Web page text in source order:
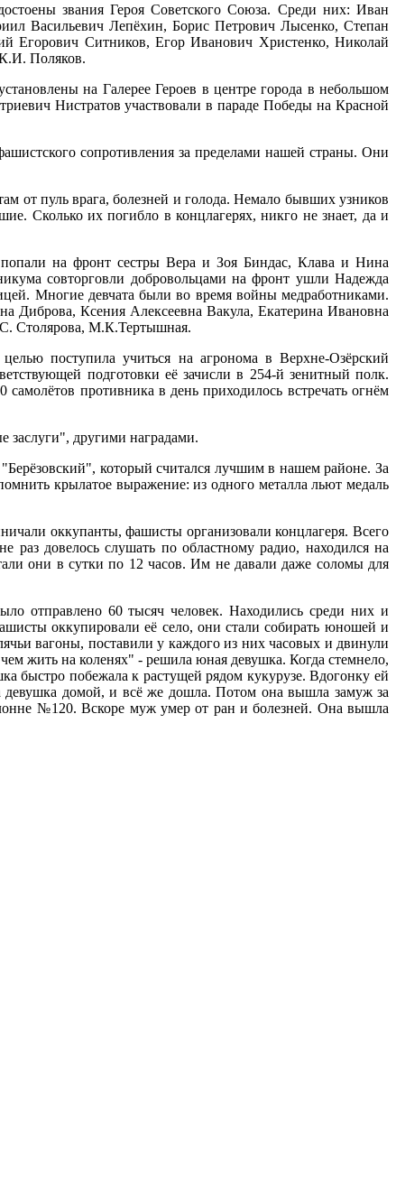
звания Героя Советского Союза. Среди них: Иван
Васильевич Лепёхин, Борис Петрович Лысенко, Степан
Егорович Ситников, Егор Иванович Христенко, Николай
Поляков.
на Галерее Героев в центре города в небольшом
Нистратов участвовали в параде Победы на Красной
сопротивления за пределами нашей страны. Они
от пуль врага, болезней и голода. Немало бывших узников
Сколько их погибло в концлагерях, никго не знает, да и
на фронт сестры Вера и Зоя Биндас, Клава и Нина
совторговли добровольцами на фронт ушли Надежда
Многие девчата были во время войны медработниками.
Диброва, Ксения Алексеевна Вакула, Екатерина Ивановна
Столярова, М.К.Тертышная.
поступила учиться на агронома в Верхне-Озёрский
подготовки её зачисли в 254-й зенитный полк.
противника в день приходилось встречать огнём
заслуги", другими наградами.
который считался лучшим в нашем районе. За
крылатое выражение: из одного металла льют медаль
оккупанты, фашисты организовали концлагеря. Всего
довелось слушать по областному радио, находился на
они в сутки по 12 часов. Им не давали даже соломы для
отправлено 60 тысяч человек. Находились среди них и
оккупировали её село, они стали собирать юношей и
вагоны, поставили у каждого из них часовых и двинули
жить на коленях" - решила юная девушка. Когда стемнело,
быстро побежала к растущей рядом кукурузе. Вдогонку ей
девушка домой, и всё же дошла. Потом она вышла замуж за
№120. Вскоре муж умер от ран и болезней. Она вышла